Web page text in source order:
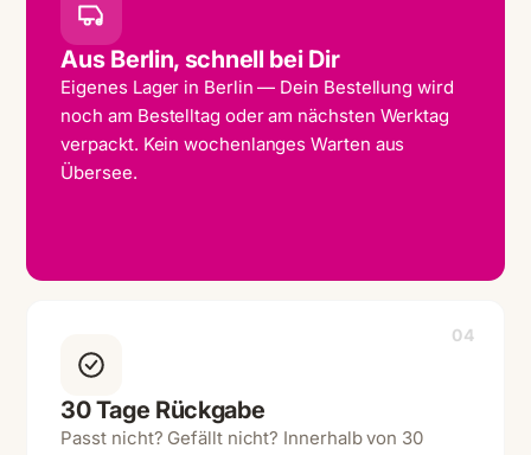
Aus Berlin, schnell bei Dir
Eigenes Lager in Berlin — Dein Bestellung wird
noch am Bestelltag oder am nächsten Werktag
verpackt. Kein wochenlanges Warten aus
Übersee.
04
30 Tage Rückgabe
Passt nicht? Gefällt nicht? Innerhalb von 30